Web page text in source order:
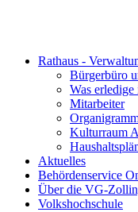
Rathaus -
Bürgerbüro
Was
Mitarbeiter
Kulturraum
Aktuelles
Behördenservice
Über die VG-
Volkshochschule